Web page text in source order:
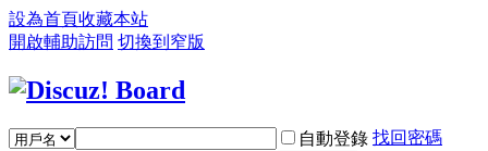
設為首頁收藏本站
開啟輔助訪問 切換到窄版
自動登錄 找回密碼